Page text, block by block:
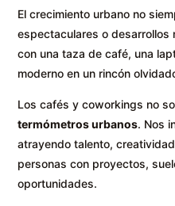
El crecimiento urbano no
espectaculares o desarrollos
con una taza de café, una
moderno en un rincón
Los cafés y coworkings no
termómetros urbanos. Nos
atrayendo talento,
personas con proyectos,
oportunidades.